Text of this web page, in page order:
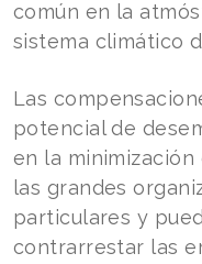
común en la
sistema climático
Las
potencial de
en la
las grandes
particulares y
contrarrestar las